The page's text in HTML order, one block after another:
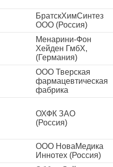
БратскХимСинтез
ООО (Россия)
Менарини-Фон
Хейден ГмбХ,
(Германия)
ООО Тверская
фармацевтическая
фабрика
ОХФК ЗАО
(Россия)
ООО НоваМедика
Иннотех (Россия)